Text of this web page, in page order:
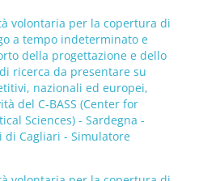
volontaria per la copertura di
a tempo indeterminato e
della progettazione e dello
ricerca da presentare su
nazionali ed europei,
del C-BASS (Center for
Sciences) - Sardegna -
di Cagliari - Simulatore